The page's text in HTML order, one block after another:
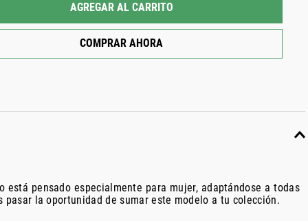
AGREGAR AL CARRITO
COMPRAR AHORA
pensado especialmente para mujer, adaptándose a todas
la oportunidad de sumar este modelo a tu colección.